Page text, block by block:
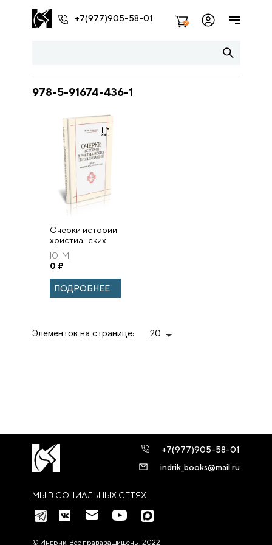
+7(977)905-58-01 2
978-5-91674-436-1
Очерки истории
христианских
цивилизаций.
Опыт пробной
публикации глав.
Ю. М.
Кобищанов.
0 ₽
ПОДРОБНЕЕ
Элементов на странице: 20
МЫ В СОЦИАЛЬНЫХ СЕТЯХ
+7(977)905-58-01
indrik_books@mail.ru
© Индрик. Все права защищены, 2022